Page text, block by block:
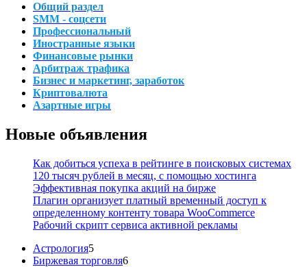
Общий раздел
SMM - соцсети
Профессиональный
Иностранные языки
Финансовые рынки
Арбитраж трафика
Бизнес и маркетинг, заработок
Криптовалюта
Азартные игры
Новые объявления
Как добиться успеха в рейтинге в поисковых системах
120 тысяч рублей в месяц, с помощью хостинга
Эффективная покупка акций на бирже
Плагин организует платный временный доступ к
определенному контенту товара WooCommerce
Рабочий скрипт сервиса активной рекламы
Астрология55
товаров
Биржевая торговля66